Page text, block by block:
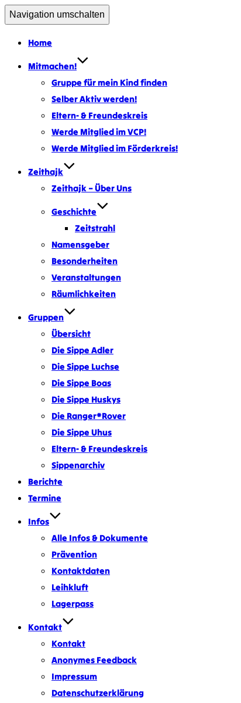
Navigation umschalten
Home
Mitmachen!
Gruppe für mein Kind finden
Selber Aktiv werden!
Eltern- & Freundeskreis
Werde Mitglied im VCP!
Werde Mitglied im Förderkreis!
Zeithajk
Zeithajk – Über Uns
Geschichte
Zeitstrahl
Namensgeber
Besonderheiten
Veranstaltungen
Räumlichkeiten
Gruppen
Übersicht
Die Sippe Adler
Die Sippe Luchse
Die Sippe Boas
Die Sippe Huskys
Die Ranger*Rover
Die Sippe Uhus
Eltern- & Freundeskreis
Sippenarchiv
Berichte
Termine
Infos
Alle Infos & Dokumente
Prävention
Kontaktdaten
Leihkluft
Lagerpass
Kontakt
Kontakt
Anonymes Feedback
Impressum
Datenschutzerklärung